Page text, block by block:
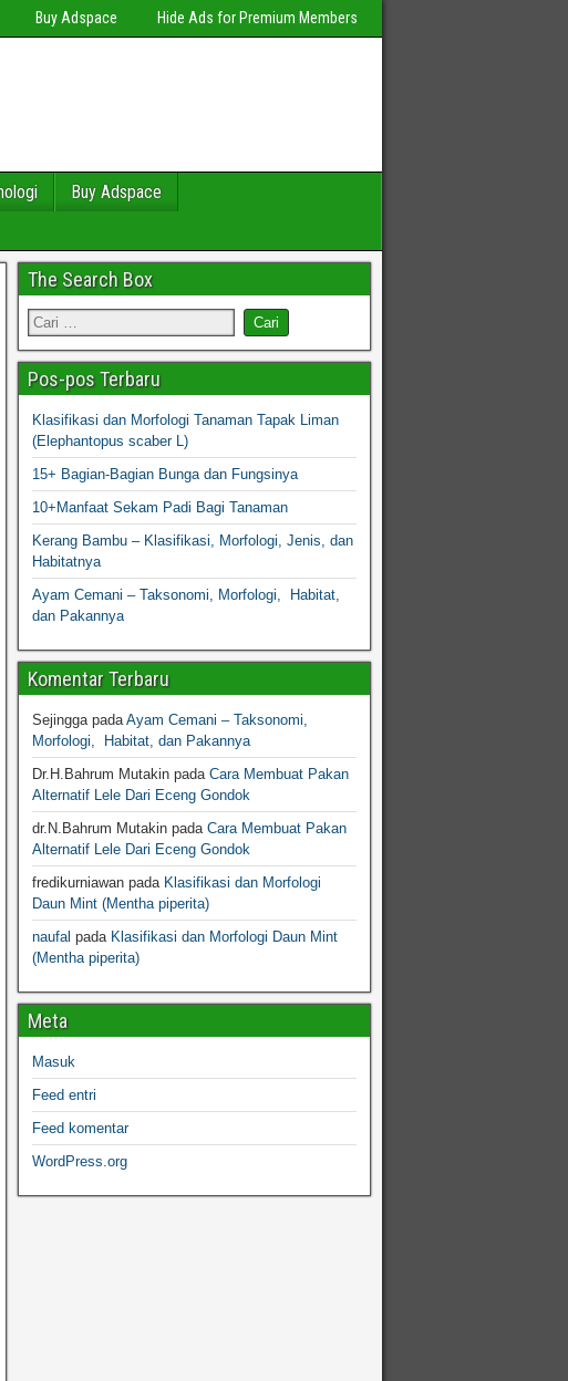
Buy Adspace Hide Ads for Premium Members
Buy Adspace
The Search Box
Pos-pos Terbaru
Klasifikasi dan Morfologi Tanaman Tapak Liman
(Elephantopus scaber L)
15+ Bagian-Bagian Bunga dan Fungsinya
10+Manfaat Sekam Padi Bagi Tanaman
Kerang Bambu – Klasifikasi, Morfologi, Jenis, dan
Habitatnya
Ayam Cemani – Taksonomi, Morfologi, Habitat,
dan Pakannya
Komentar Terbaru
SejinggapadaAyam Cemani – Taksonomi,
Morfologi, Habitat, dan Pakannya
Dr.H.Bahrum Mutakinpada Cara Membuat Pakan
Alternatif Lele Dari Eceng Gondok
dr.N.Bahrum Mutakinpada Cara Membuat Pakan
Alternatif Lele Dari Eceng Gondok
fredikurniawanpada Klasifikasi dan Morfologi
Daun Mint (Mentha piperita)
naufal pada Klasifikasi dan Morfologi Daun Mint
(Mentha piperita)
Meta
Masuk
Feed entri
Feed komentar
WordPress.org